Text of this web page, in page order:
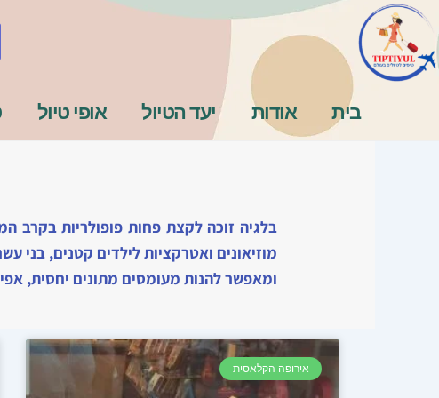
דילוג
לתוכן
בית אודות יעד הטיול אופי טיול
בלגיה זוכה לקצת פחות פופולריות בקרב
מוזיאונים ואטרקציות לילדים קטנים, בני
ומאפשר להנות מעומסים מתונים יחסית,
אירופה הקלאסית